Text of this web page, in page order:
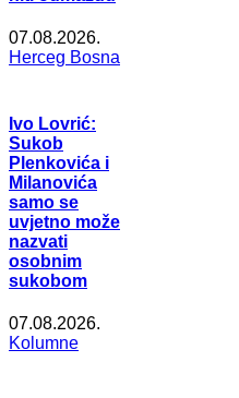
07.08.2026.
Herceg Bosna
Ivo Lovrić:
Sukob
Plenkovića i
Milanovića
samo se
uvjetno može
nazvati
osobnim
sukobom
07.08.2026.
Kolumne